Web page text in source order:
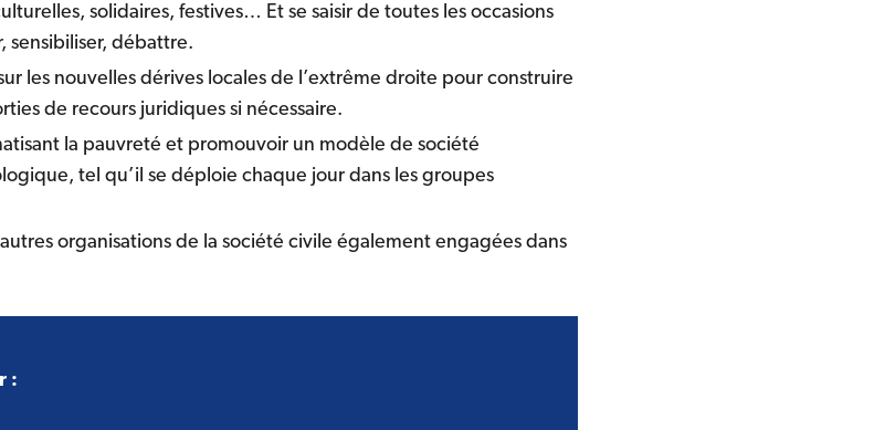
solidaires, festives… Et se saisir de toutes les occasions
sensibiliser, débattre.
les nouvelles dérives locales de l’extrême droite pour construire
de recours juridiques si nécessaire.
la pauvreté et promouvoir un modèle de société
tel qu’il se déploie chaque jour dans les groupes
organisations de la société civile également engagées dans
: